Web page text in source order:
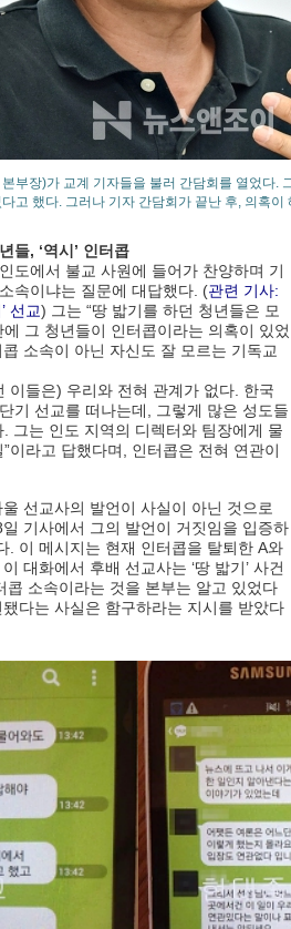
부장)가 교계 기자들을 불러 간담회를 열었다.
고 했다. 그러나 기자 간담회가 끝난 후, 의혹
들, ‘역시’ 인터콥
도에서 불교 사원에 들어가 찬양하며 기
속이냐는 질문에 대답했다. (관련 기사:
선교) 그는 “땅 밟기를 하던 청년들은 모
그 청년들이 인터콥이라는 의혹이 있었
소속이 아닌 자신도 잘 모르는 기독교
이들은) 우리와 전혀 관계가 없다. 한국
기 선교를 떠나는데, 그렇게 많은 성도들
그는 인도 지역의 디렉터와 팀장에게 물
이라고 답했다며, 인터콥은 전혀 연관이
선교사의 발언이 사실이 아닌 것으로
기사에서 그의 발언이 거짓임을 입증하
. 이 메시지는 현재 인터콥을 탈퇴한 A와
대화에서 후배 선교사는 ‘땅 밟기’ 사건
콥 소속이라는 것을 본부는 알고 있었다
다는 사실은 함구하라는 지시를 받았다